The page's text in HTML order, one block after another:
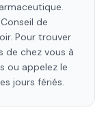
de
. Pour trouver
de chez vous à
ou appelez le
jours fériés.